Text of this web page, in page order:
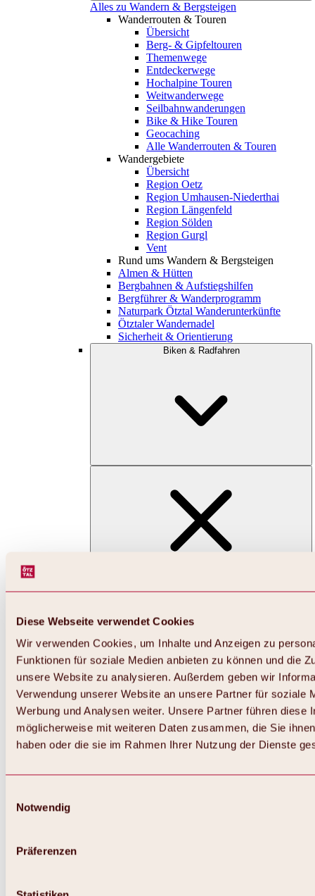
Diese Webseite verwendet Cookies
Wir verwenden Cookies, um Inhalte und Anzeigen zu
Funktionen für soziale Medien anbieten zu können und die
unsere Website zu analysieren. Außerdem geben wir
Verwendung unserer Website an unsere Partner für soziale
Werbung und Analysen weiter. Unsere Partner führen diese
möglicherweise mit weiteren Daten zusammen, die Sie
haben oder die sie im Rahmen Ihrer Nutzung der Dienste
Notwendig
Präferenzen
Alles zu Wandern & Bergsteigen
Wanderrouten & Touren
Übersicht
Berg- & Gipfeltouren
Themenwege
Entdeckerwege
Hochalpine Touren
Weitwanderwege
Seilbahnwanderungen
Bike & Hike Touren
Geocaching
Alle Wanderrouten & Touren
Wandergebiete
Übersicht
Region Oetz
Region Umhausen-Niederthai
Region Längenfeld
Region Sölden
Region Gurgl
Vent
Rund ums Wandern & Bergsteigen
Almen & Hütten
Bergbahnen & Aufstiegshilfen
Bergführer & Wanderprogramm
Naturpark Ötztal Wanderunterkünfte
Ötztaler Wandernadel
Sicherheit & Orientierung
Biken & Radfahren